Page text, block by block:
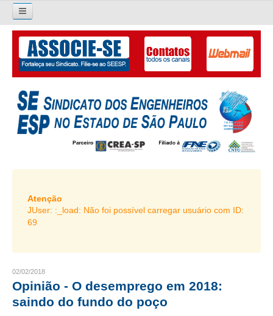
Pesquisar...
O SINDICATO
APRESENTAÇÃO
PALAVRA DO PRESIDENTE
DIRETORIA
LIVRO GESTÃO 2026-2029
SUBSEDES SINDICAIS
ORGANOGRAMA
CRESCE BRASIL
Atenção
JUser: :_load: Não foi possível carregar usuário com ID:
69
02/02/2018
Opinião - O desemprego em 2018:
saindo do fundo do poço